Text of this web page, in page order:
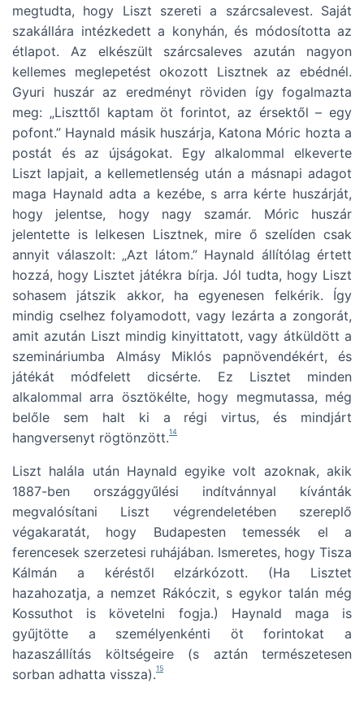
megtudta, hogy Liszt szereti a szárcsalevest. Saját
szakállára intézkedett a konyhán, és módosította az
étlapot. Az elkészült szárcsaleves azután nagyon
kellemes meglepetést okozott Lisztnek az ebédnél.
Gyuri huszár az eredményt röviden így fogalmazta
meg: „Liszttől kaptam öt forintot, az érsektől – egy
pofont.” Haynald másik huszárja, Katona Móric hozta a
postát és az újságokat. Egy alkalommal elkeverte
Liszt lapjait, a kellemetlenség után a másnapi adagot
maga Haynald adta a kezébe, s arra kérte huszárját,
hogy jelentse, hogy nagy szamár. Móric huszár
jelentette is lelkesen Lisztnek, mire ő szelíden csak
annyit válaszolt: „Azt látom.” Haynald állítólag értett
hozzá, hogy Lisztet játékra bírja. Jól tudta, hogy Liszt
sohasem játszik akkor, ha egyenesen felkérik. Így
mindig cselhez folyamodott, vagy lezárta a zongorát,
amit azután Liszt mindig kinyittatott, vagy átküldött a
szemináriumba Almásy Miklós papnövendékért, és
játékát módfelett dicsérte. Ez Lisztet minden
alkalommal arra ösztökélte, hogy megmutassa, még
belőle sem halt ki a régi virtus, és mindjárt
hangversenyt rögtönzött.14
Liszt halála után Haynald egyike volt azoknak, akik
1887-ben országgyűlési indítvánnyal kívánták
megvalósítani Liszt végrendeletében szereplő
végakaratát, hogy Budapesten temessék el a
ferencesek szerzetesi ruhájában. Ismeretes, hogy Tisza
Kálmán a kéréstől elzárkózott. (Ha Lisztet
hazahozatja, a nemzet Rákóczit, s egykor talán még
Kossuthot is követelni fogja.) Haynald maga is
gyűjtötte a személyenkénti öt forintokat a
hazaszállítás költségeire (s aztán természetesen
sorban adhatta vissza).15